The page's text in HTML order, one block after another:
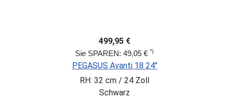
499,95 €
Sie SPAREN: 49,05 € *)
PEGASUS Avanti 18 24"
RH: 32 cm / 24 Zoll
Schwarz